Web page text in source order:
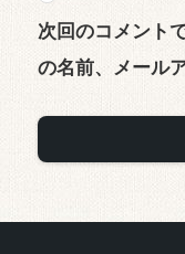
次回のコメント
の名前、メール